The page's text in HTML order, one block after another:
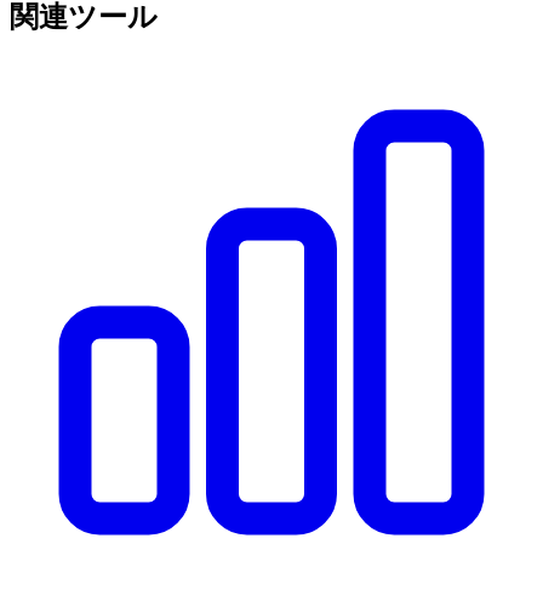
関連ツール